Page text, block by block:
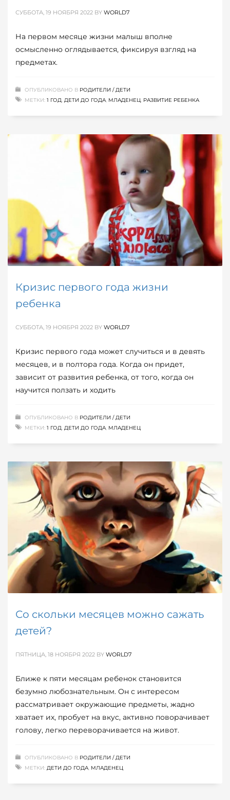
СУББОТА, 19 НОЯБРЯ 2022 BY WORLD7
На первом месяце жизни малыш вполне
осмысленно оглядывается, фиксируя взгляд на
предметах.
ОПУБЛИКОВАНО В РОДИТЕЛИ / ДЕТИ
МЕТКИ: 1 ГОД, ДЕТИ ДО ГОДА, МЛАДЕНЕЦ, РАЗВИТИЕ РЕБЕНКА
Кризис первого года жизни
ребенка
СУББОТА, 19 НОЯБРЯ 2022 BY WORLD7
Кризис первого года может случиться и в девять
месяцев, и в полтора года. Когда он придет,
зависит от развития ребенка, от того, когда он
научится ползать и ходить
ОПУБЛИКОВАНО В РОДИТЕЛИ / ДЕТИ
МЕТКИ: 1 ГОД, ДЕТИ ДО ГОДА, МЛАДЕНЕЦ
Со скольки месяцев можно сажать
детей?
ПЯТНИЦА, 18 НОЯБРЯ 2022 BY WORLD7
Ближе к пяти месяцам ребенок становится
безумно любознательным. Он с интересом
рассматривает окружающие предметы, жадно
хватает их, пробует на вкус, активно поворачивает
голову, легко переворачивается на живот.
ОПУБЛИКОВАНО В РОДИТЕЛИ / ДЕТИ
МЕТКИ: ДЕТИ ДО ГОДА, МЛАДЕНЕЦ